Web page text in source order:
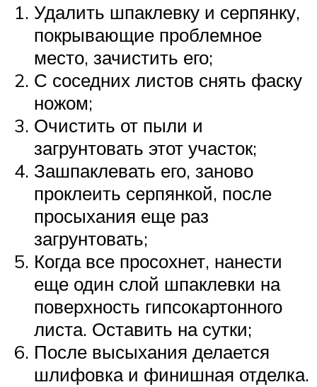
Удалить шпаклевку и серпянку,
покрывающие проблемное
место, зачистить его;
С соседних листов снять фаску
ножом;
Очистить от пыли и
загрунтовать этот участок;
Зашпаклевать его, заново
проклеить серпянкой, после
просыхания еще раз
загрунтовать;
Когда все просохнет, нанести
еще один слой шпаклевки на
поверхность гипсокартонного
листа. Оставить на сутки;
После высыхания делается
шлифовка и финишная отделка.